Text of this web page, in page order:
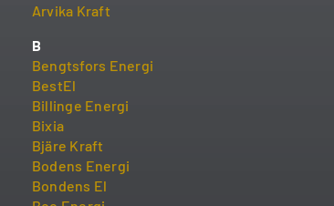
Arvika Kraft
B
Bengtsfors Energi
BestEl
Billinge Energi
Bixia
Bjäre Kraft
Bodens Energi
Bondens El